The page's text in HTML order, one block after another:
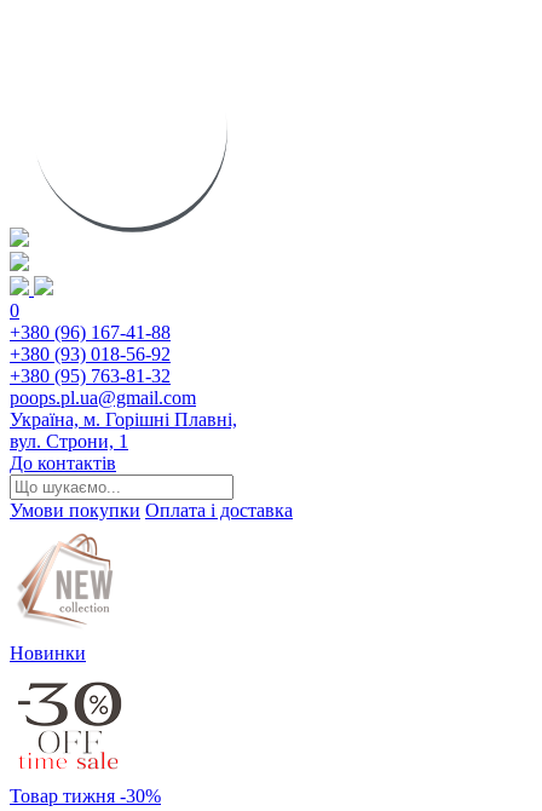
0
+380 (96) 167-41-88
+380 (93) 018-56-92
+380 (95) 763-81-32
poops.pl.ua@gmail.com
Україна, м. Горішні Плавні,
вул. Строни, 1
До контактів
Умови покупки Оплата і доставка
Новинки
Товар тижня -30%